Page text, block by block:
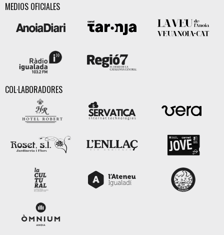
MEDIOS OFICIALES
COL·LABORADORES